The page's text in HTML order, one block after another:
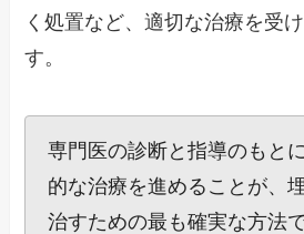
く処置など、適切な治療を受
す。
専門医の診断と指導のもと
的な治療を進めることが、
治すための最も確実な方法で